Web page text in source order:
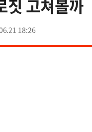
짓 고쳐볼까
18:26